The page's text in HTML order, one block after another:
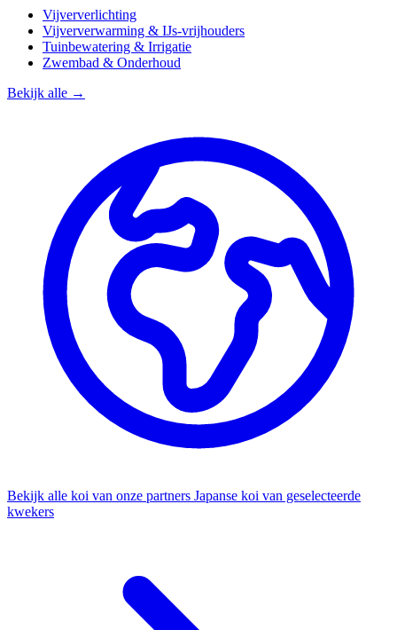
Vijververlichting
Vijververwarming & IJs-vrijhouders
Tuinbewatering & Irrigatie
Zwembad & Onderhoud
Bekijk alle →
Bekijk alle koi van onze partners Japanse koi van geselecteerde
kwekers